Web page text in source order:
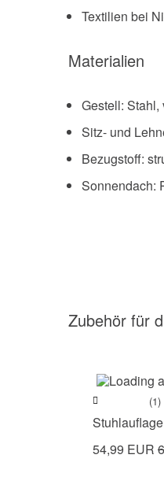
Textilien bei
Materialien
Gestell:
Sitz- und
Bezugstoff:
Sonnendach:
Zubehör für
(1)
54,99 EUR